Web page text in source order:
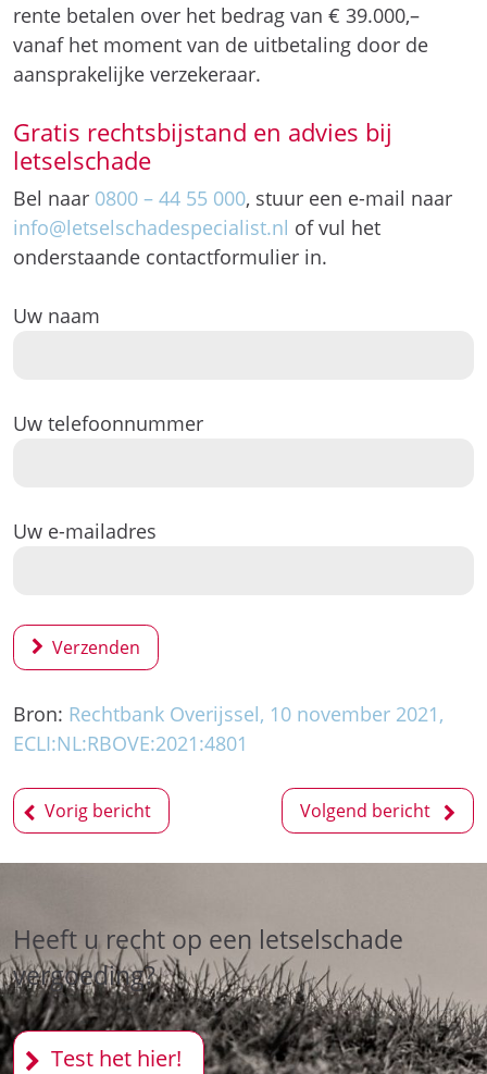
rente betalen over het bedrag van € 39.000,–
vanaf het moment van de uitbetaling door de
aansprakelijke verzekeraar.
Gratis rechtsbijstand en advies bij
letselschade
Bel naar 0800 – 44 55 000, stuur een e-mail naar
info@letselschadespecialist.nl of vul het
onderstaande contactformulier in.
Uw naam
Uw telefoonnummer
Uw e-mailadres
Verzenden
Bron: Rechtbank Overijssel, 10 november 2021,
ECLI:NL:RBOVE:2021:4801
Bericht
navigatie
Vorig bericht Volgend bericht
Heeft u recht op een letselschade
vergoeding?
Test het hier!